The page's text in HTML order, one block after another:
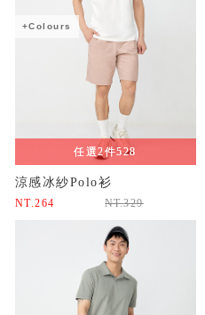
+Colours
任選2件528
涼感冰紗Polo衫
NT. 264 NT.329